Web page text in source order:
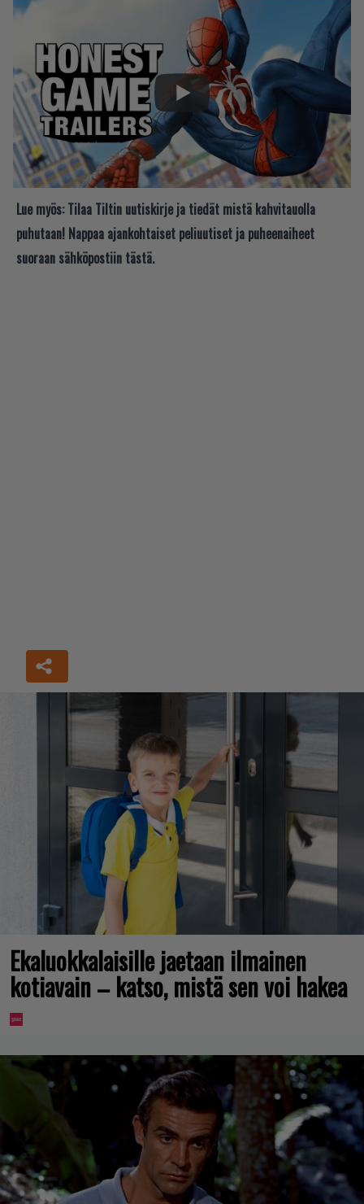
Lue myös: Tilaa Tiltin uutiskirje ja tiedät mistä kahvitauolla
puhutaan! Nappaa ajankohtaiset peliuutiset ja puheenaiheet
suoraan sähköpostiin tästä.
Ekaluokkalaisille jaetaan ilmainen
kotiavain – katso, mistä sen voi hakea